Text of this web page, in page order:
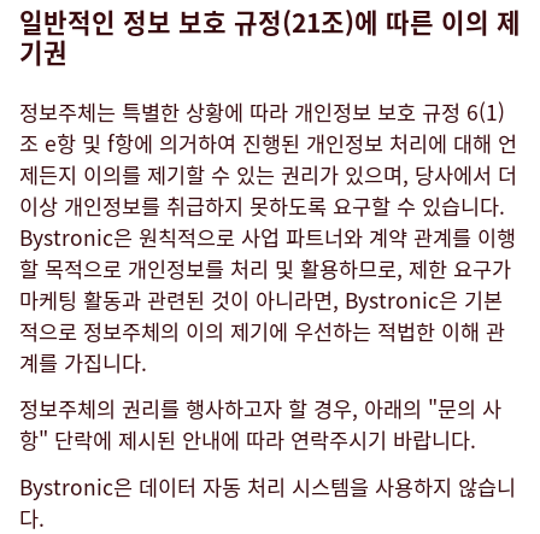
일반적인 정보 보호 규정(21조)에 따른 이의 제
기권
정보주체는 특별한 상황에 따라 개인정보 보호 규정 6(1)
조 e항 및 f항에 의거하여 진행된 개인정보 처리에 대해 언
제든지 이의를 제기할 수 있는 권리가 있으며, 당사에서 더
이상 개인정보를 취급하지 못하도록 요구할 수 있습니다.
Bystronic은 원칙적으로 사업 파트너와 계약 관계를 이행
할 목적으로 개인정보를 처리 및 활용하므로, 제한 요구가
마케팅 활동과 관련된 것이 아니라면, Bystronic은 기본
적으로 정보주체의 이의 제기에 우선하는 적법한 이해 관
계를 가집니다.
정보주체의 권리를 행사하고자 할 경우, 아래의 "문의 사
항" 단락에 제시된 안내에 따라 연락주시기 바랍니다.
Bystronic은 데이터 자동 처리 시스템을 사용하지 않습니
다.